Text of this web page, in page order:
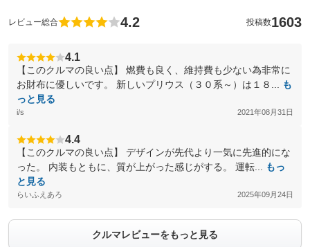
レビュー総合 4.2 投稿数1603
4.1
【このクルマの良い点】 燃費も良く、維持費も少ない為非常に
お財布に優しいです。 新しいプリウス（３０系～）は１８...
も
っと見る
i/s 2021年08月31日
4.4
【このクルマの良い点】 デザインが先代より一気に先進的にな
った。 内装もともに、質が上がった感じがする。 運転...
もっ
と見る
らいふえあろ 2025年09月24日
クルマレビューをもっと見る